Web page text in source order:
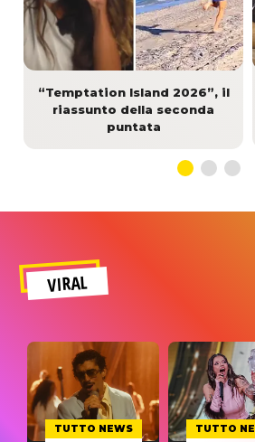
“Temptation Island 2026”, il
riassunto della seconda
puntata
VIRAL
TUTTO NEWS TUTTO